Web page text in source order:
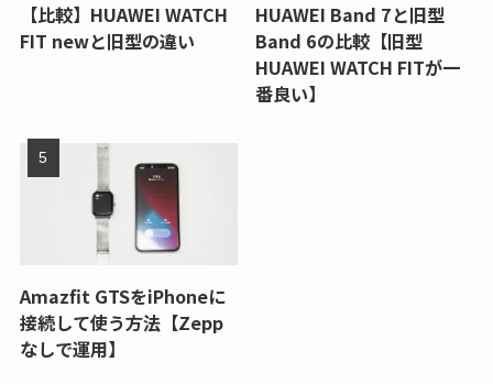
【比較】HUAWEI WATCH
FIT newと旧型の違い
HUAWEI Band 7と旧型
Band 6の比較【旧型
HUAWEI WATCH FITが一
番良い】
Amazfit GTSをiPhoneに
接続して使う方法【Zepp
なしで運用】